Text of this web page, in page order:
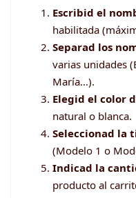
Escribid el
habilitada
Separad los
varias unidades
María…).
Elegid el color
natural o blanca.
Seleccionad la
(Modelo 1 o
Indicad la
producto al